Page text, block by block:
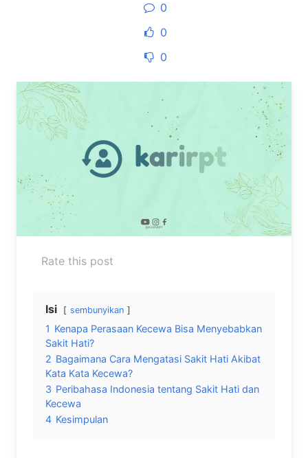
0
0
0
Rate this post
Isi sembunyikan
1 Kenapa Perasaan Kecewa Bisa Menyebabkan
Sakit Hati?
2 Bagaimana Cara Mengatasi Sakit Hati Akibat
Kata Kata Kecewa?
3 Peribahasa Indonesia tentang Sakit Hati dan
Kecewa
4 Kesimpulan